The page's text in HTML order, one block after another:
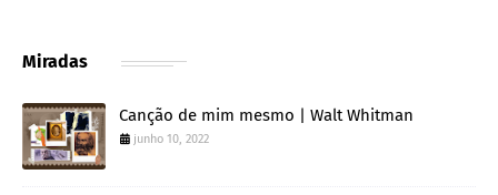
Miradas
Canção de mim mesmo | Walt Whitman
junho 10, 2022